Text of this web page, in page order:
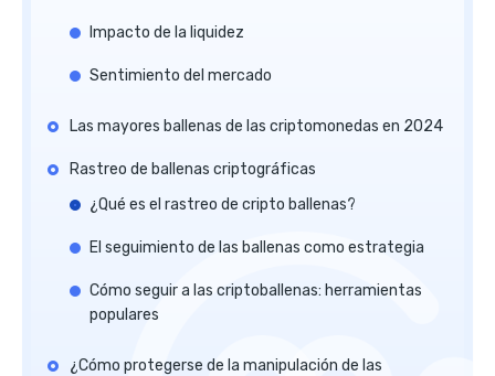
Impacto de la liquidez
Sentimiento del mercado
Las mayores ballenas de las criptomonedas en 2024
Rastreo de ballenas criptográficas
¿Qué es el rastreo de cripto ballenas?
El seguimiento de las ballenas como estrategia
Cómo seguir a las criptoballenas: herramientas
populares
¿Cómo protegerse de la manipulación de las